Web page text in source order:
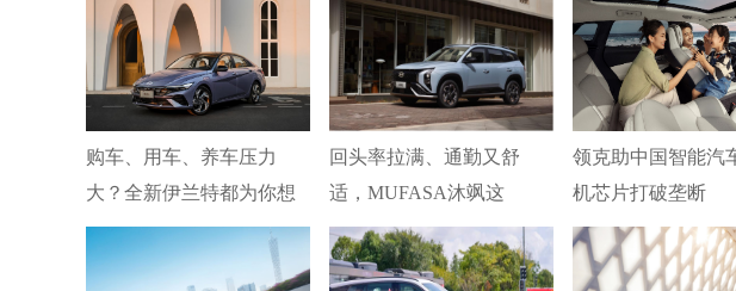
购车、用车、养车压力
大？全新伊兰特都为你想
回头率拉满、通勤又舒
适，MUFASA沐飒这
领克助中国智能汽
机芯片打破垄断